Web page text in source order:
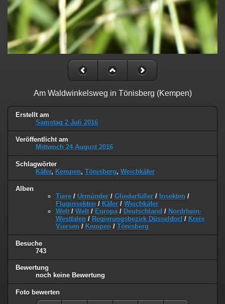
Am Waldwinkelsweg in Tönisberg (Kempen)
Erstellt am
Samstag 2 Juli 2016
Veröffentlicht am
Mittwoch 24 August 2016
Schlagwörter
Käfer, Kempen, Tönisberg, Weichkäfer
Alben
Tiere / Urmünder / Gliederfüßer / Insekten /
Fluginsekten / Käfer / Weichkäfer
Welt / Welt / Europa / Deutschland / Nordrhein-
Westfalen / Regierungsbezirk Düsseldorf/ Kreis
Viersen / Kempen / Tönisberg
Besuche
743
Bewertung
noch keine Bewertung
Foto bewerten